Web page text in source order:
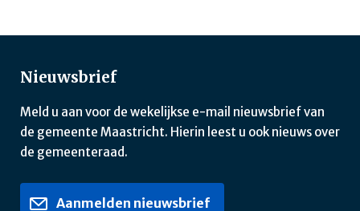
Nieuwsbrief
Meld u aan voor de wekelijkse e-mail nieuwsbrief van
de gemeente Maastricht. Hierin leest u ook nieuws over
de gemeenteraad.
Aanmelden nieuwsbrief